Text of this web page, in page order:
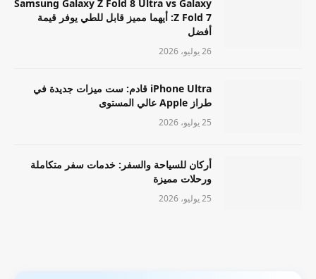
Samsung Galaxy Z Fold 8 Ultra vs Galaxy
Z Fold 7: أيهما مميز قابل للطي يوفر قيمة
أفضل
26 يوليو، 2026
iPhone Ultra قادم: ست ميزات جديدة في
طراز Apple عالي المستوى
25 يوليو، 2026
أركان للسياحة والسفر: خدمات سفر متكاملة
ورحلات مميزة
25 يوليو، 2026